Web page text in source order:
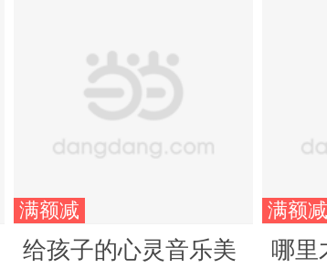
满额减
给孩子的心灵音乐美
满额减
哪里